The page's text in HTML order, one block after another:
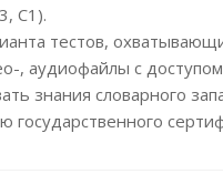
С1).
тестов,
, аудиофайлы с
знания словарного
государственного